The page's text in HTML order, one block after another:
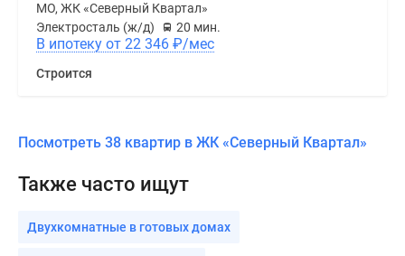
МО, ЖК «Северный Квартал»
Электросталь (ж/д)
20 мин.
В ипотеку от 22 346 ₽/мес
Строится
Посмотреть 38 квартир в ЖК «Северный Квартал»
Также часто ищут
Двухкомнатные в готовых домах